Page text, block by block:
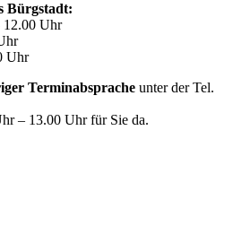
Bürgstadt:
12.00 Uhr
Uhr
Terminabsprache unter der Tel.
– 13.00 Uhr für Sie da.